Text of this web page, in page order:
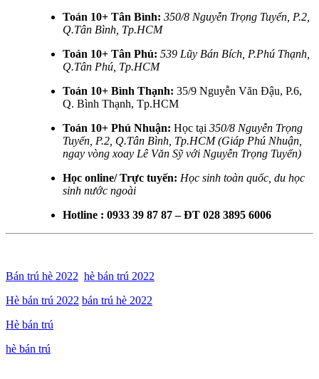
Toán 10+ Tân Bình: 350/8 Nguyễn Trọng Tuyển, P.2,
Q.Tân Bình, Tp.HCM
Toán 10+ Tân Phú: 539 Lũy Bán Bích, P.Phú Thạnh,
Q.Tân Phú, Tp.HCM
Toán 10+ Bình Thạnh: 35/9 Nguyễn Văn Đậu, P.6,
Q. Bình Thạnh, Tp.HCM
Toán 10+ Phú Nhuận: Học tại 350/8 Nguyễn Trọng
Tuyển, P.2, Q.Tân Bình, Tp.HCM (Giáp Phú Nhuận,
ngay vòng xoay Lê Văn Sỹ với Nguyễn Trọng Tuyển)
Học online/ Trực tuyến: Học sinh toàn quốc, du học
sinh nước ngoài
Hotline : 0933 39 87 87 – ĐT 028 3895 6006
Bán trú hè 2022 hè bán trú 2022
Hè bán trú 2022 bán trú hè 2022
Hè bán trú
hè bán trú